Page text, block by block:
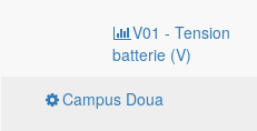
V01 - Tension
batterie (V)
Campus Doua